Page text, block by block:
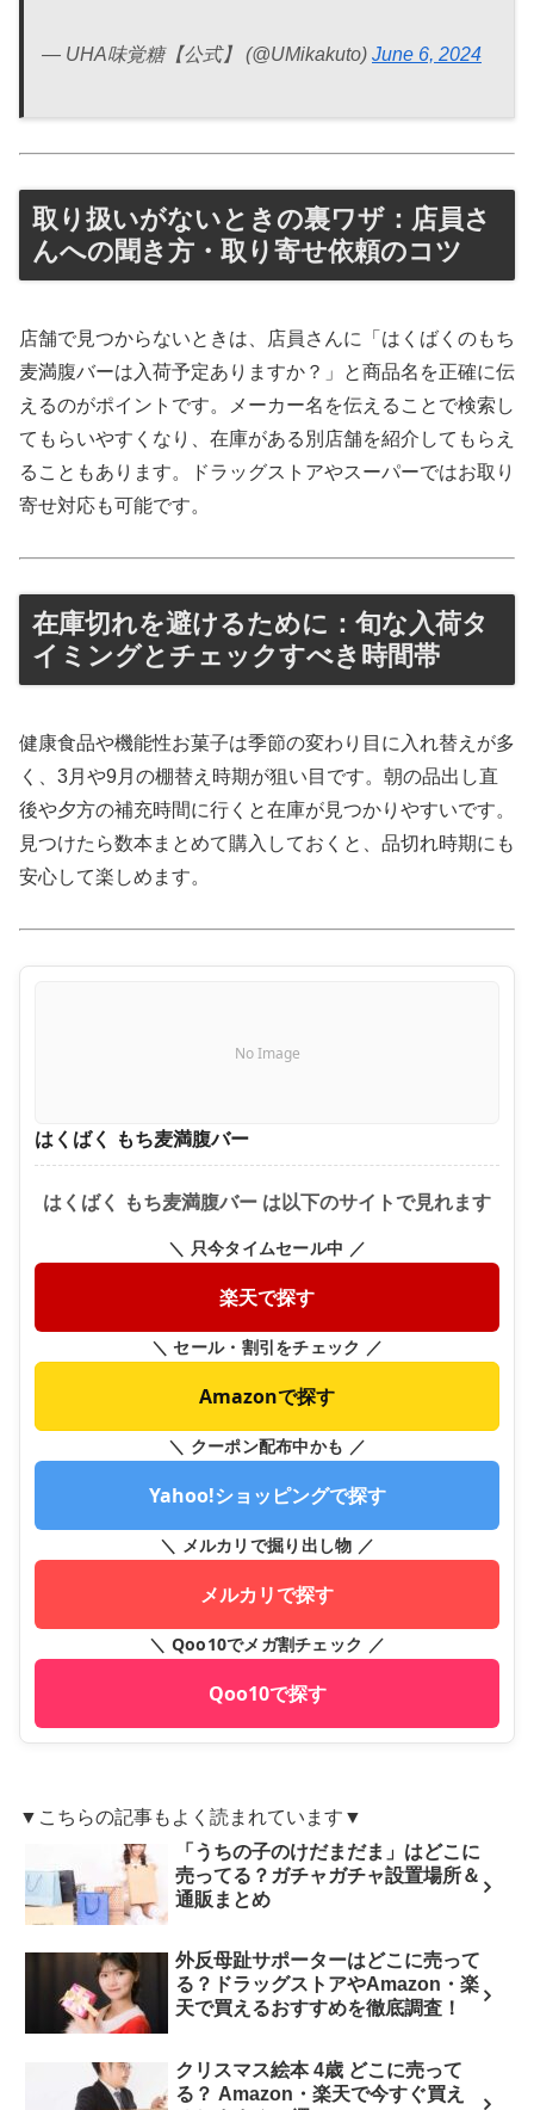
— UHA味覚糖【公式】 (@UMikakuto) June 6, 2024
取り扱いがないときの裏ワザ：店員さ
んへの聞き方・取り寄せ依頼のコツ
店舗で見つからないときは、店員さんに「はくばくのもち
麦満腹バーは入荷予定ありますか？」と商品名を正確に伝
えるのがポイントです。メーカー名を伝えることで検索し
てもらいやすくなり、在庫がある別店舗を紹介してもらえ
ることもあります。ドラッグストアやスーパーではお取り
寄せ対応も可能です。
在庫切れを避けるために：旬な入荷タ
イミングとチェックすべき時間帯
健康食品や機能性お菓子は季節の変わり目に入れ替えが多
く、3月や9月の棚替え時期が狙い目です。朝の品出し直
後や夕方の補充時間に行くと在庫が見つかりやすいです。
見つけたら数本まとめて購入しておくと、品切れ時期にも
安心して楽しめます。
No Image
はくばく もち麦満腹バー
はくばく もち麦満腹バー は以下のサイトで見れます
＼ 只今タイムセール中 ／
楽天で探す
＼ セール・割引をチェック ／
Amazonで探す
＼ クーポン配布中かも ／
Yahoo!ショッピングで探す
＼ メルカリで掘り出し物 ／
メルカリで探す
＼ Qoo10でメガ割チェック ／
Qoo10で探す
▼こちらの記事もよく読まれています▼
「うちの子のけだまだま」はどこに
売ってる？ガチャガチャ設置場所＆
通販まとめ
外反母趾サポーターはどこに売って
る？ドラッグストアやAmazon・楽
天で買えるおすすめを徹底調査！
クリスマス絵本 4歳 どこに売って
る？ Amazon・楽天で今すぐ買え